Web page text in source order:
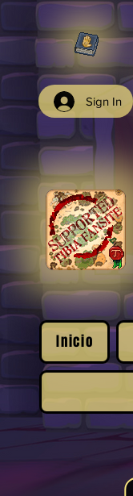
Sign In
Inicio